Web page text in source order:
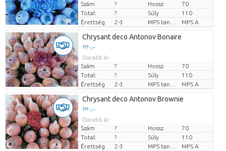
Szám
? Hossz
70
Total:
? Súly
110
Érettség
2-3 MPS A
Chrysant deco Antonov Bonaire
??? -,--
Darabb ár
Szám
? Hossz
70
Total:
? Súly
110
Érettség
2-3 MPS A
Chrysant deco Antonov Brownie
??? -,--
Darabb ár
Szám
? Hossz
70
Total:
? Súly
110
Érettség
2-3 MPS A